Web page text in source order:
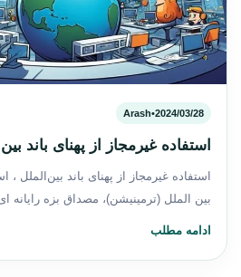
2024/03/28
•
Arash
استفاده غیرمجاز از پهنای باند
استفاده غیرمجاز از پهنای باند بین‌الملل ،
بین الملل (ترمینیشن)، مصداق بزه
ادامه مطلب